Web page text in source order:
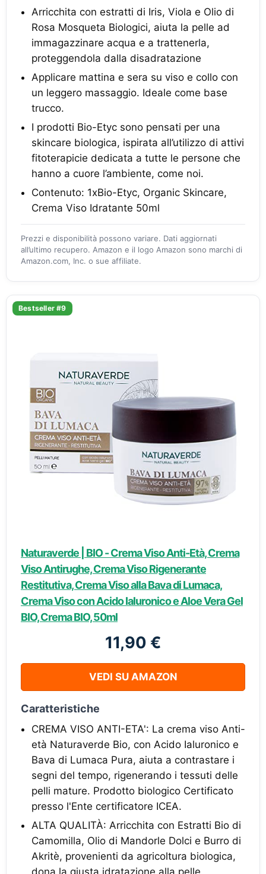
Arricchita con estratti di Iris, Viola e Olio di
Rosa Mosqueta Biologici, aiuta la pelle ad
immagazzinare acqua e a trattenerla,
proteggendola dalla disadratazione
Applicare mattina e sera su viso e collo con
un leggero massaggio. Ideale come base
trucco.
I prodotti Bio-Etyc sono pensati per una
skincare biologica, ispirata all’utilizzo di attivi
fitoterapicie dedicata a tutte le persone che
hanno a cuore l’ambiente, come noi.
Contenuto: 1xBio-Etyc, Organic Skincare,
Crema Viso Idratante 50ml
Prezzi e disponibilità possono variare. Dati aggiornati
all’ultimo recupero. Amazon e il logo Amazon sono marchi di
Amazon.com, Inc. o sue affiliate.
Bestseller #9
Naturaverde | BIO - Crema Viso Anti-Età, Crema
Viso Antirughe, Crema Viso Rigenerante
Restitutiva, Crema Viso alla Bava di Lumaca,
Crema Viso con Acido Ialuronico e Aloe Vera Gel
BIO, Crema BIO, 50ml
11,90 €
VEDI SU AMAZON
Caratteristiche
CREMA VISO ANTI-ETA': La crema viso Anti-
età Naturaverde Bio, con Acido Ialuronico e
Bava di Lumaca Pura, aiuta a contrastare i
segni del tempo, rigenerando i tessuti delle
pelli mature. Prodotto biologico Certificato
presso l'Ente certificatore ICEA.
ALTA QUALITÀ: Arricchita con Estratti Bio di
Camomilla, Olio di Mandorle Dolci e Burro di
Akritè, provenienti da agricoltura biologica,
dona la giusta idratazione alla pelle,